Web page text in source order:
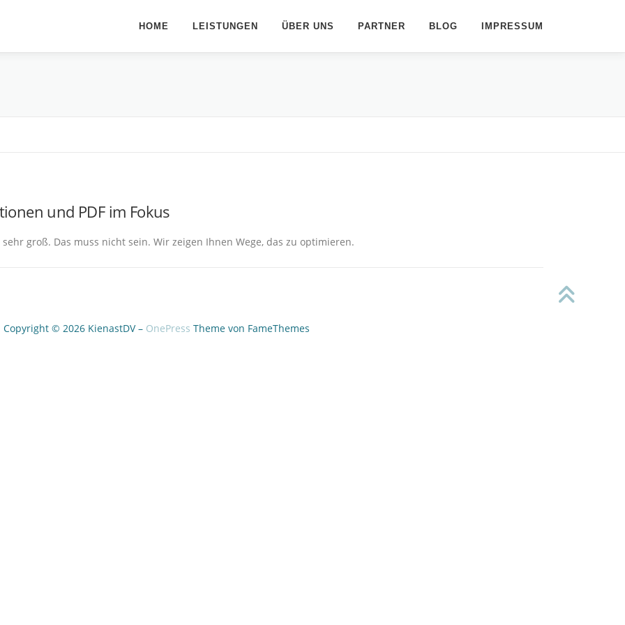
HOME LEISTUNGEN ÜBER UNS PARTNER BLOG IMPRESSUM
und PDF im Fokus
groß. Das muss nicht sein. Wir zeigen Ihnen Wege, das zu optimieren.
Copyright © 2026 KienastDV– OnePress Theme von FameThemes